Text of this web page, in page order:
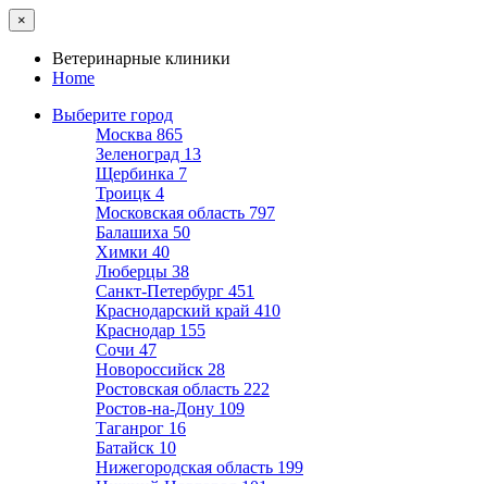
×
Ветеринарные клиники
Home
Выберите город
Москва 865
Зеленоград 13
Щербинка 7
Троицк 4
Московская область 797
Балашиха 50
Химки 40
Люберцы 38
Санкт-Петербург 451
Краснодарский край 410
Краснодар 155
Сочи 47
Новороссийск 28
Ростовская область 222
Ростов-на-Дону 109
Таганрог 16
Батайск 10
Нижегородская область 199